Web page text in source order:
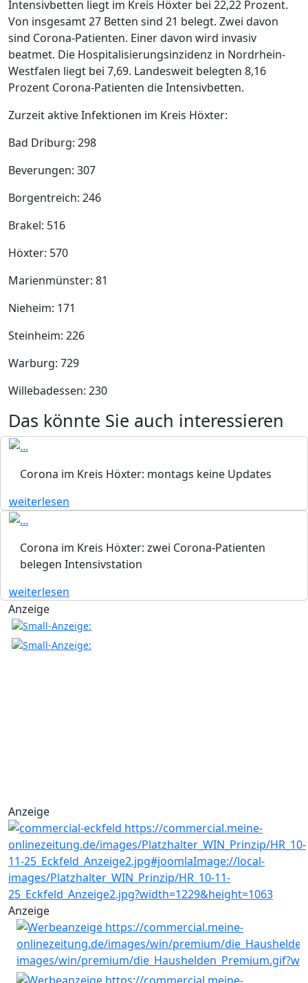
Intensivbetten liegt im Kreis Höxter bei 22,22 Prozent.
Von insgesamt 27 Betten sind 21 belegt. Zwei davon
sind Corona-Patienten. Einer davon wird invasiv
beatmet. Die Hospitalisierungsinzidenz in Nordrhein-
Westfalen liegt bei 7,69. Landesweit belegten 8,16
Prozent Corona-Patienten die Intensivbetten.
Zurzeit aktive Infektionen im Kreis Höxter:
Bad Driburg: 298
Beverungen: 307
Borgentreich: 246
Brakel: 516
Höxter: 570
Marienmünster: 81
Nieheim: 171
Steinheim: 226
Warburg: 729
Willebadessen: 230
Das könnte Sie auch interessieren
Corona im Kreis Höxter: montags keine Updates
weiterlesen
Corona im Kreis Höxter: zwei Corona-Patienten
belegen Intensivstation
weiterlesen
Anzeige
Anzeige
Anzeige